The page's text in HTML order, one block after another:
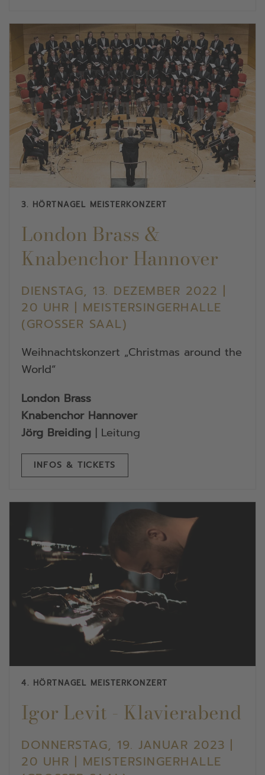
3. HÖRTNAGEL MEISTERKONZERT
London Brass &
Knabenchor Hannover
DIENSTAG, 13. DEZEMBER 2022 |
20 UHR | MEISTERSINGERHALLE
(GROSSER SAAL)
Weihnachtskonzert „Christmas around the
World“
London Brass
Knabenchor Hannover
Jörg Breiding | Leitung
INFOS & TICKETS
4. HÖRTNAGEL MEISTERKONZERT
Igor Levit - Klavierabend
DONNERSTAG, 19. JANUAR 2023 |
20 UHR | MEISTERSINGERHALLE